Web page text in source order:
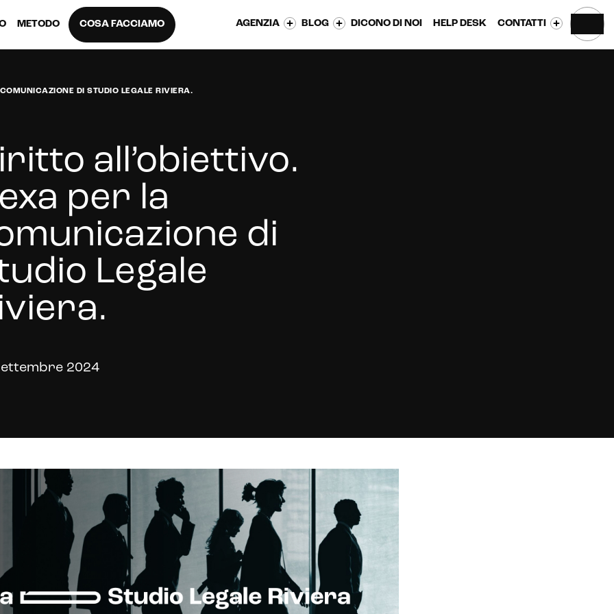
METODO COSA FACCIAMO AGENZIA BLOG DICONO DI NOI HELP DESK CONTATTI
DI STUDIO LEGALE RIVIERA.
all’obiettivo.
per la
di
Legale
2024